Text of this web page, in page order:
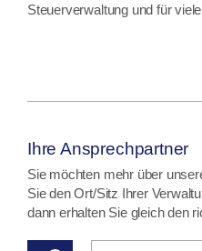
Steuerverwaltung und für
Ihre Ansprechpartner
Sie möchten mehr über
Sie den Ort/Sitz Ihrer
dann erhalten Sie gleich den